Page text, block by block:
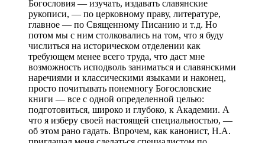
Богословия — изучать, издавать славянские
рукописи, — по церковному праву, литературе,
главное — по Священному Писанию и т.д. Но
потом мы с ним столковались на том, что я буду
числиться на историческом отделении как
требующем менее всего труда, что даст мне
возможность исподволь заниматься и славянскими
наречиями и классическими языками и наконец,
просто почитывать понемногу Богословские
книги — все с одной определенной целью:
подготовиться, широко и глубоко, к Академии. А
что я изберу своей настоящей специальностью, —
об этом рано гадать. Впрочем, как канонист, Н.А.